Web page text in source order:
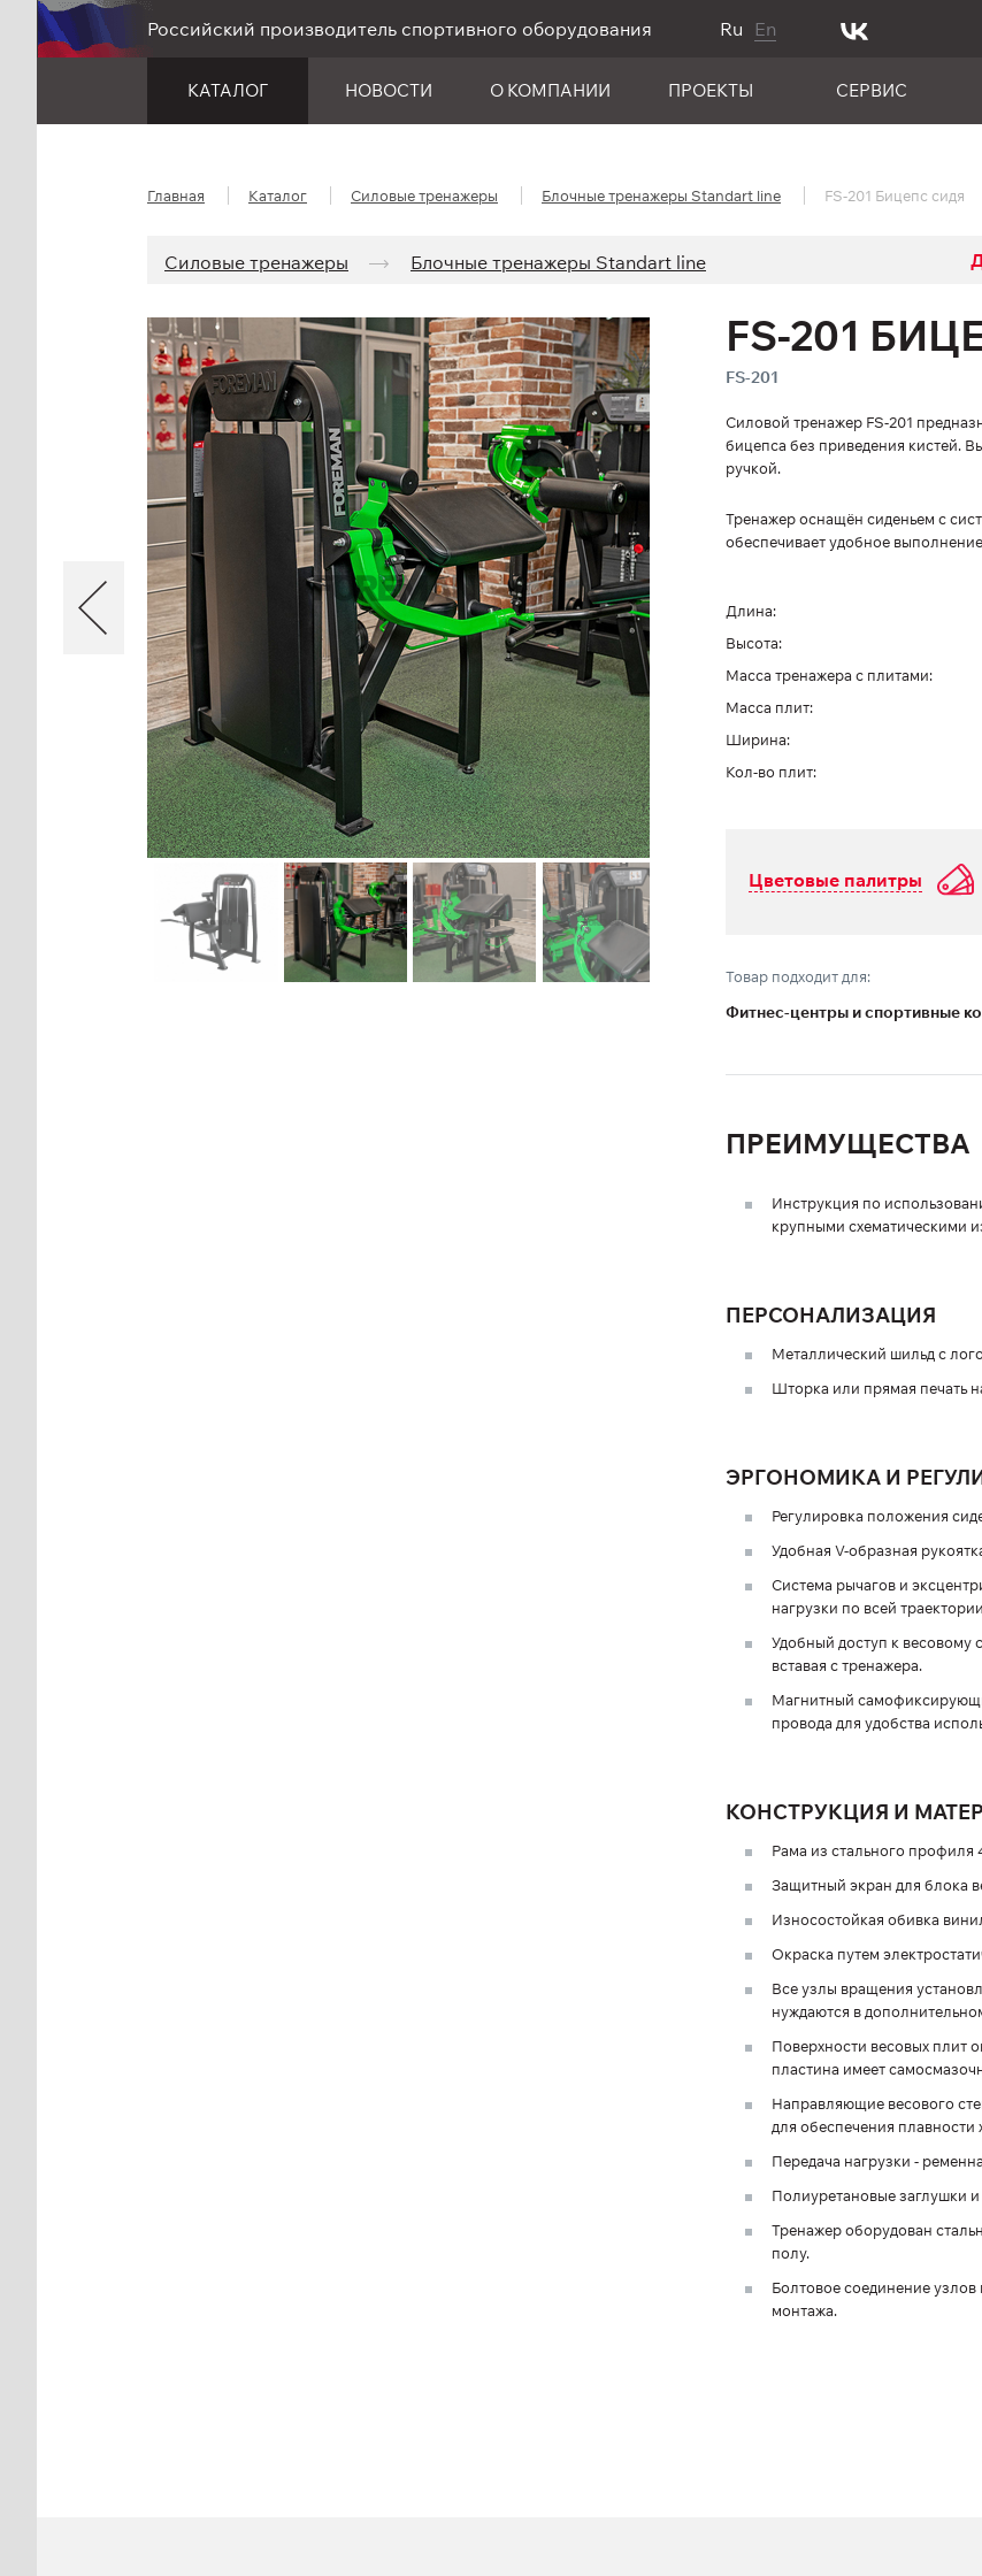
Российский производитель спортивного оборудования Ru En
КАТАЛОГ НОВОСТИ О КОМПАНИИ ПРОЕКТЫ СЕРВИС
Главная Каталог Силовые тренажеры Блочные тренажеры Standart line FS-201 Бицепс сидя
Силовые тренажеры Блочные тренажеры Standart line
FS-201
FS-201
Силовой тренажер FS-201
бицепса без приведения кистей.
ручкой.
Тренажер оснащён сиденьем с
обеспечивает удобное
Длина:
Высота:
Масса тренажера с плитами:
Масса плит:
Ширина:
Кол-во плит:
Цветовые палитры
Товар подходит для:
Фитнес-центры и спортивные
ПРЕИМУЩЕСТВА
Инструкция по
крупными схематическими
ПЕРСОНАЛИЗАЦИЯ
Металлический шильд с
Шторка или прямая печать
ЭРГОНОМИКА И
Регулировка положения
Удобная V-образная
Система рычагов и
нагрузки по всей
Удобный доступ к весовому
вставая с тренажера.
Магнитный
провода для удобства
КОНСТРУКЦИЯ И
Рама из стального
Защитный экран для блока
Износостойкая обивка
Окраска путем
Все узлы вращения
нуждаются в
Поверхности весовых плит
пластина имеет
Направляющие весового
для обеспечения
Передача нагрузки -
Полиуретановые заглушки и
Тренажер оборудован
полу.
Болтовое соединение
монтажа.